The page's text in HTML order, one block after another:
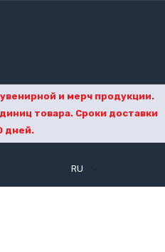
и мерч продукции.
товара. Сроки доставки
дней.
RU